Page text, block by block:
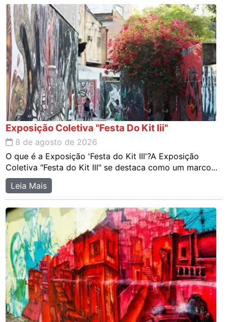
Exposição Coletiva "Festa Do Kit Iii"
8 de agosto de 2026
O que é a Exposição 'Festa do Kit III'?A Exposição
Coletiva "Festa do Kit III" se destaca como um marco...
Leia Mais